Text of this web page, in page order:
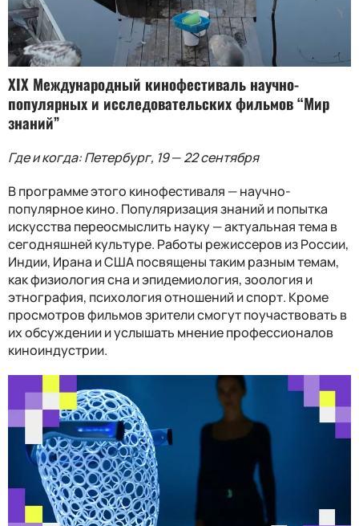
XIX Международный кинофестиваль научно-
популярных и исследовательских фильмов “Мир
знаний”
Где и когда: Петербург, 19—22 сентября
В программе этого кинофестиваля —научно-
популярное кино. Популяризация знаний и попытка
искусства переосмыслить науку—актуальная тема в
сегодняшней культуре. Работы режиссеров из России,
Индии, Ирана и США посвящены таким разным темам,
как физиология сна и эпидемиология, зоология и
этнография, психология отношений и спорт. Кроме
просмотров фильмов зрители смогут поучаствовать в
их обсуждении и услышать мнение профессионалов
киноиндустрии.